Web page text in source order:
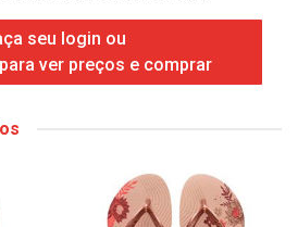
seu login ou
ver preços e comprar